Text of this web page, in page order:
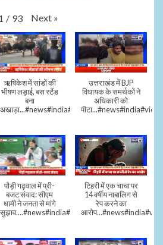
/ 93 Next »
ऋषिकेश में सांडों की
भीषण लड़ाई, बस स्टैंड
बना
अखाड़ा...#news#india#video#viral
उत्तराखंड में BJP
विधायक के समर्थकों ने
अधिकारी को
पौड़ी गढ़वाल में प्री-
बजट संवाद: सीएम
धामी ने जनता से मांगे
सुझाव....#news#india#video#viral
टिहरी में एक चाचा पर
14 वर्षीय नाबालिग से
रेप करने का